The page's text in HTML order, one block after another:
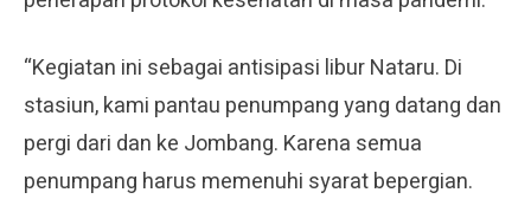
“Kegiatan ini sebagai antisipasi libur Nataru. Di
stasiun, kami pantau penumpang yang datang dan
pergi dari dan ke Jombang. Karena semua
penumpang harus memenuhi syarat bepergian.